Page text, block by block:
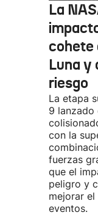
La
cohete
Luna y
riesgo
La etapa
9 lanzado
con la
fuerzas
que el
peligro y
mejorar
eventos.